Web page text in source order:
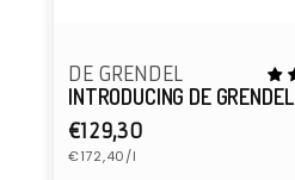
DE GRENDEL
INTRODUCING DE GRENDEL
Normaler
Preis
€129,30
Grundpreis
€172,40/l